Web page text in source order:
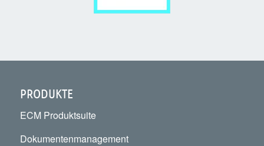
PRODUKTE
ECM Produktsuite
Dokumentenmanagement